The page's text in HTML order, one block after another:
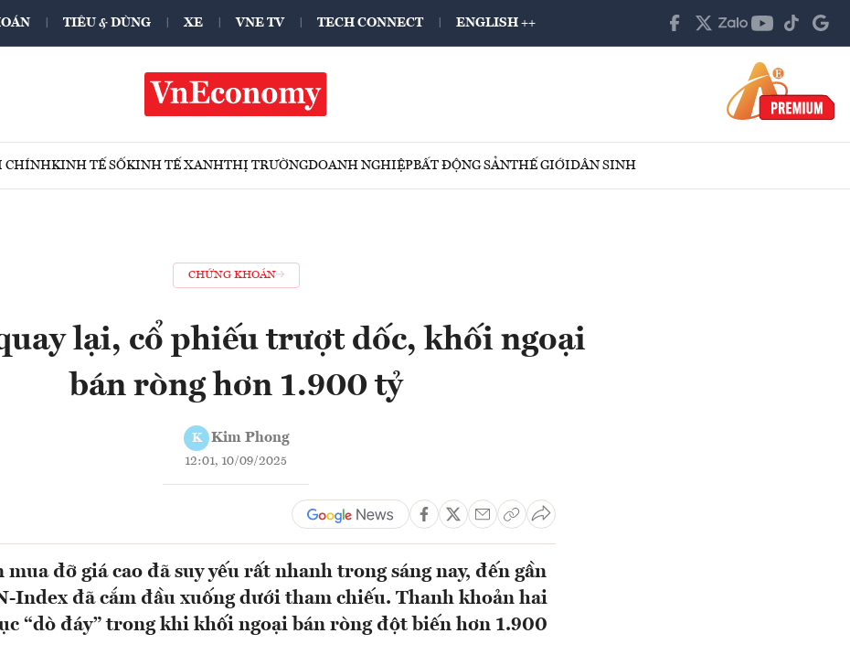
TIÊU & DÙNG XE VNE TV TECH CONNECT ENGLISH ++
CHÍNHKINH TẾ SỐKINH TẾ XANHTHỊ TRƯỜNGDOANH NGHIỆPBẤT ĐỘNG SẢNTHẾ GIỚIDÂN SINH
CHỨNG KHOÁN
lại, cổ phiếu trượt dốc, khối ngoại
bán ròng hơn 1.900 tỷ
K Kim Phong
12:01, 10/09/2025
mua đỡ giá cao đã suy yếu rất nhanh trong sáng nay, đến gần
Index đã cắm đầu xuống dưới tham chiếu. Thanh khoản hai
“dò đáy” trong khi khối ngoại bán ròng đột biến hơn 1.900